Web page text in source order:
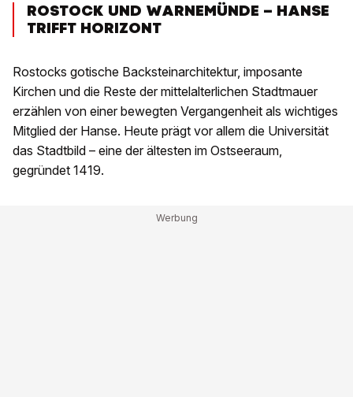
ROSTOCK UND WARNEMÜNDE – HANSE
TRIFFT HORIZONT
Rostocks gotische Backsteinarchitektur, imposante
Kirchen und die Reste der mittelalterlichen Stadtmauer
erzählen von einer bewegten Vergangenheit als wichtiges
Mitglied der Hanse. Heute prägt vor allem die Universität
das Stadtbild – eine der ältesten im Ostseeraum,
gegründet 1419.